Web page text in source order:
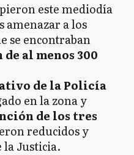
este mediodía
amenazar a los
se encontraban
al menos 300
de la Policía
en la zona y
de los tres
reducidos y
la Justicia.